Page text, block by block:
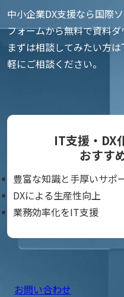
中小企業DX支援なら国際
フォームから無料で資料ダ
まずは相談してみたい方
軽にご相談ください。
IT支援・DX
おすす
豊富な知識と手厚いサポ
DXによる生産性向上
業務効率化をIT支援
お問い合わせ